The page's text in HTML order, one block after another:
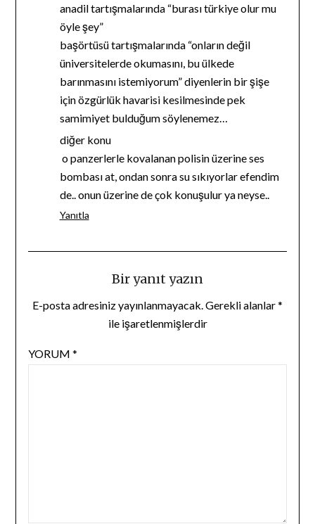
anadil tartışmalarında “burası türkiye olur mu
öyle şey”
başörtüsü tartışmalarında “onların değil
üniversitelerde okumasını, bu ülkede
barınmasını istemiyorum” diyenlerin bir şişe
için özgürlük havarisi kesilmesinde pek
samimiyet bulduğum söylenemez…
diğer konu
o panzerlerle kovalanan polisin üzerine ses
bombası at, ondan sonra su sıkıyorlar efendim
de.. onun üzerine de çok konuşulur ya neyse..
Yanıtla
Bir yanıt yazın
E-posta adresiniz yayınlanmayacak.Gerekli alanlar*
ile işaretlenmişlerdir
YORUM *